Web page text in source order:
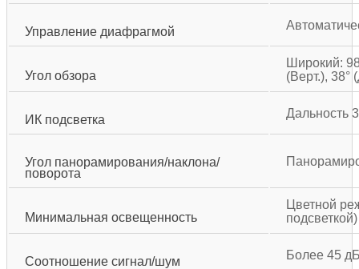
Управление диафрагмой
Угол обзора
Широкий:
(Верт.), 38°
ИК подсветка Дальность
Угол панорамирования/наклона/
поворота
Минимальная освещенность
Цветной
подсветкой)
Соотношение сигнал/шум Более 45